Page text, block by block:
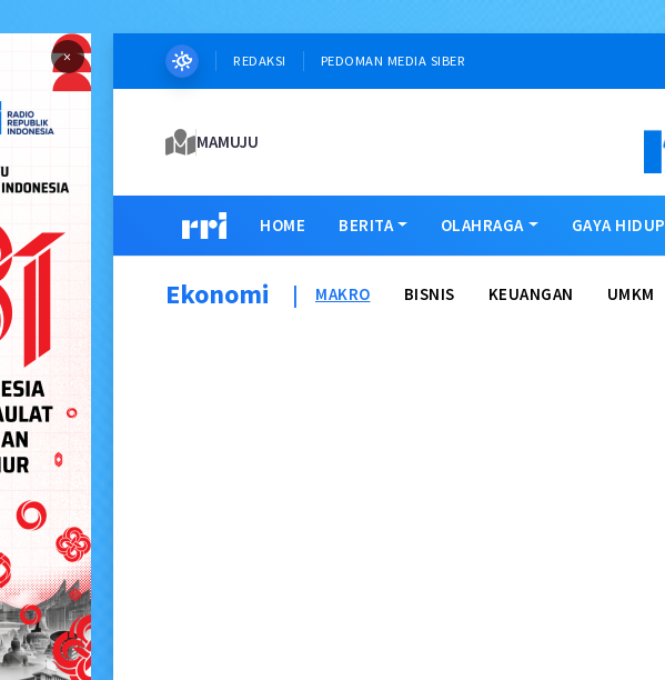
× REDAKSI PEDOMAN MEDIA SIBER
MAMUJU
HOME BERITA OLAHRAGA GAYA HIDUP
Ekonomi | MAKRO BISNIS KEUANGAN UMKM